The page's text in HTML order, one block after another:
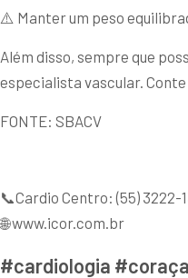
⚠️ Manter um peso
Além disso, sempre que
especialista vascular.
FONTE: SBACV
📞Cardio Centro: (55) 3222-
🌐 www.icor.com.br
#cardiologia